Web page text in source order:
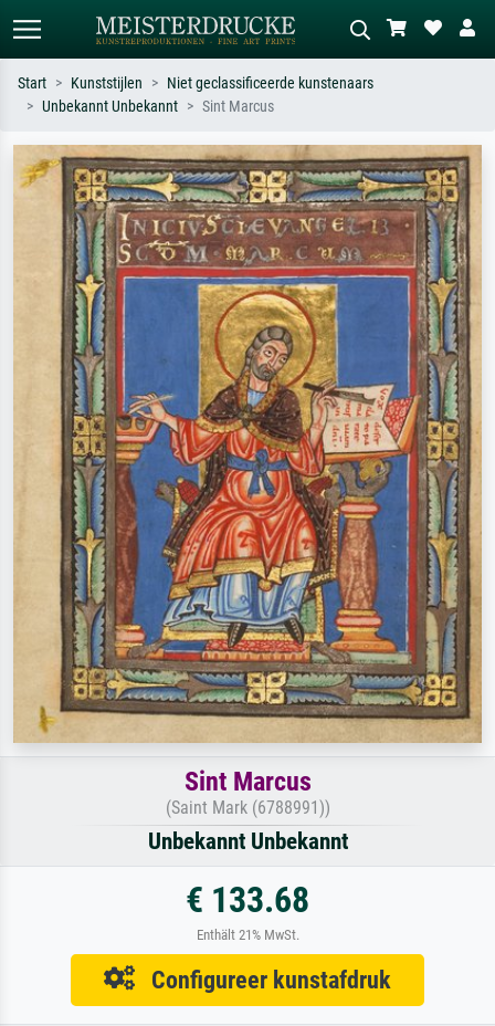
Zoek op kunstenaar, titel of stijl – bijv.
Monet, Sterrennacht, impressionisme,
Hokusai-golf, naakt.
Beschrijf de scène – bijv. groene
weide, abstract met veel rood, donker
olieverfschilderij, staand naakt naast
een boom.
Start Kunststijlen
Niet geclassificeerde kunstenaars
Unbekannt Unbekannt
Sint Marcus
Sint Marcus
(Saint Mark (6788991))
Unbekannt Unbekannt
€ 133.68
Enthält 21% MwSt.
Configureer kunstafdruk